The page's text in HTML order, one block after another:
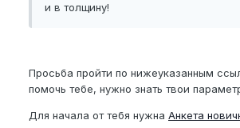
и в толщину!
Просьба пройти по нижеуказанным
помочь тебе, нужно знать твои
Для начала от тебя нужна Анкета